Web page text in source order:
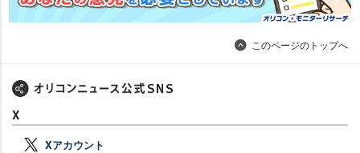
このページのトップへ
X
Xアカウント